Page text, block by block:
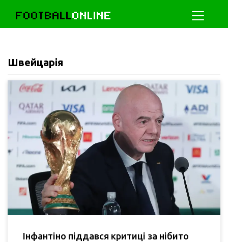
FOOTBALLONLINE
Швейцарія
Інфантіно піддався критиці за нібито